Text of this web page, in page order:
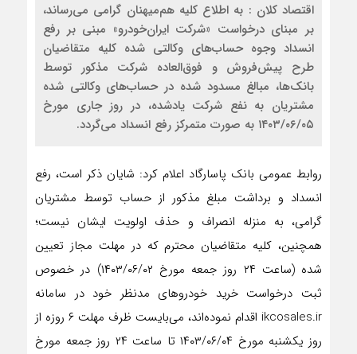
اقتصاد کلان : به اطلاع کلیه هم‌میهنان گرامی می‌رساند،
بر مبنای درخواست «شرکت ایران‌خودرو» مبنی بر رفع
انسداد وجوه حساب‌های وکالتی شده کلیه متقاضیان
طرح پیش‌فروش و فوق‌العاده شرکت مذکور توسط
بانک‌ها، مبالغ مسدود شده در حساب‌های وکالتی شده
مشتریان به نفع شرکت یادشده، در روز جاری مورخ
۱۴۰۳/۰۶/۰۵ به صورت متمرکز رفع انسداد می‌گردد.
روابط عمومی بانک پاسارگاد اعلام کرد: شایان ذکر است، رفع
انسداد و برداشت مبلغ مذکور از حساب توسط مشتریان
گرامی، به منزله انصراف و حذف اولویت ایشان نیست؛
همچنین، کلیه متقاضیان محترم که در مهلت مجاز تعیین
شده (ساعت ۲۴ روز جمعه مورخ ۱۴۰۳/۰۶/۰۲) در خصوص
ثبت درخواست خرید خودروهای مدنظر خود در سامانه
ikcosales.ir اقدام نموده‌اند، می‌بایست ظرف مهلت ۶ روزه از
روز یکشنبه مورخ ۱۴۰۳/۰۶/۰۴ تا ساعت ۲۴ روز جمعه مورخ